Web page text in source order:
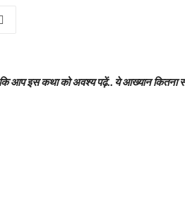
इस कथा को अवश्य पढ़ें.. ये आख्यान कितना